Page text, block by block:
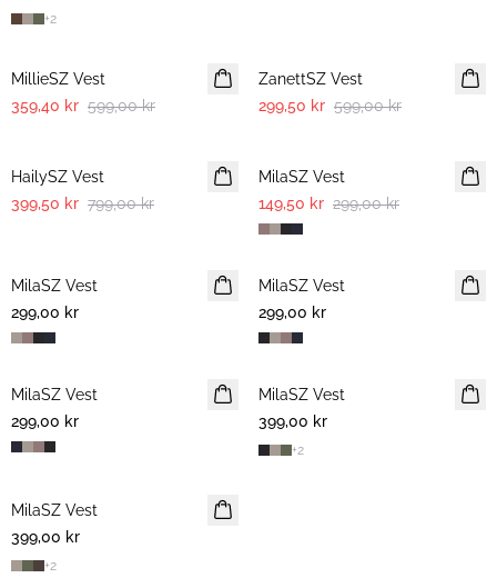
+2
MillieSZ Vest
359,40 kr 599,00 kr
ZanettSZ Vest
299,50 kr 599,00 kr
HailySZ Vest
399,50 kr 799,00 kr
MilaSZ Vest
149,50 kr 299,00 kr
MilaSZ Vest
299,00 kr
MilaSZ Vest
299,00 kr
MilaSZ Vest
299,00 kr
2 FOR 700 NOK
MilaSZ Vest
399,00 kr
+2
2 FOR 700 NOK
MilaSZ Vest
399,00 kr
+2